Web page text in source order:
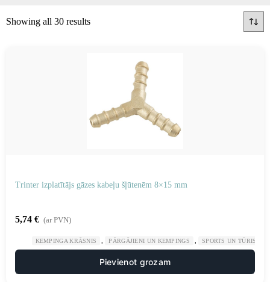
Showing all 30 results
Trinter izplatītājs gāzes kabeļu šļūtenēm 8×15 mm
5,74 € (ar PVN)
KEMPINGA KRĀSNIS PĀRGĀJIENI UN KEMPINGS SPORTS UN TŪRISMS
Pievienot grozam